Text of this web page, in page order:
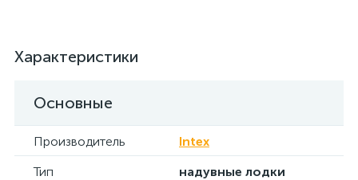
Характеристики
Основные
Производитель
Intex
Тип
надувные лодки